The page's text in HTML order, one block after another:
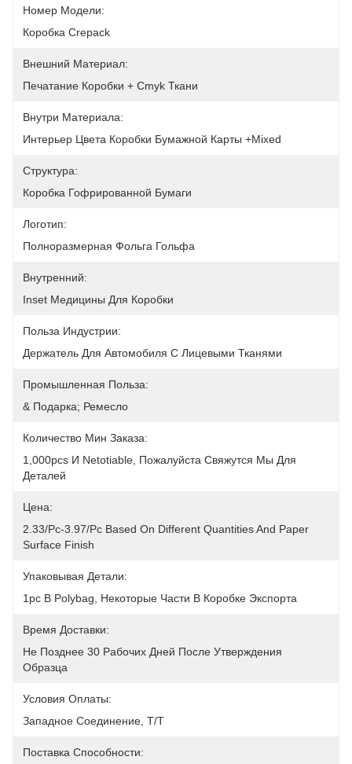
Номер Модели:
Коробка Crepack
Внешний Материал:
Печатание Коробки + Cmyk Ткани
Внутри Материала:
Интерьер Цвета Коробки Бумажной Карты +mixed
Структура:
Коробка Гофрированной Бумаги
Логотип:
Полноразмерная Фольга Гольфа
Внутренний:
Inset Медицины Для Коробки
Польза Индустрии:
Держатель Для Автомобиля С Лицевыми Тканями
Промышленная Польза:
& Подарка; Ремесло
Количество Мин Заказа:
1,000pcs И Netotiable, Пожалуйста Свяжутся Мы Для
Деталей
Цена:
2.33/pc-3.97/pc Based On Different Quantities And Paper
Surface Finish
Упаковывая Детали:
1pc В Polybag, Некоторые Части В Коробке Экспорта
Время Доставки:
Не Позднее 30 Рабочих Дней После Утверждения
Образца
Условия Оплаты:
Западное Соединение, T/T
Поставка Способности: